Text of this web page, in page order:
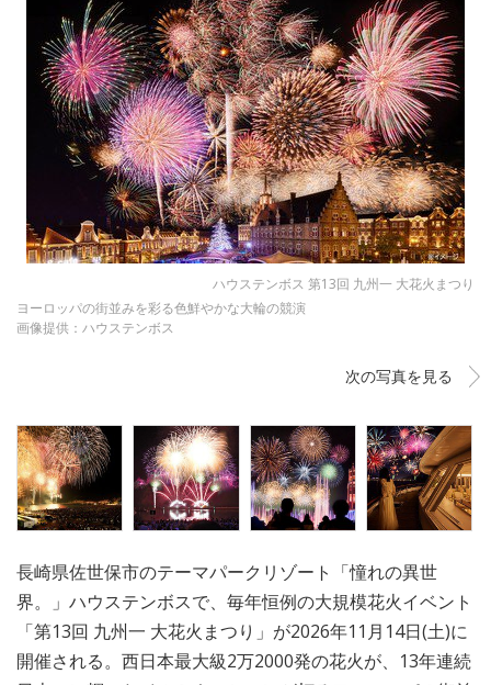
ハウステンボス 第13回 九州一 大花火まつり
ヨーロッパの街並みを彩る色鮮やかな大輪の競演
画像提供：ハウステンボス
次の写真を見る
長崎県佐世保市のテーマパークリゾート「憧れの異世
界。」ハウステンボスで、毎年恒例の大規模花火イベント
「第13回 九州一 大花火まつり」が2026年11月14日(土)に
開催される。西日本最大級2万2000発の花火が、13年連続